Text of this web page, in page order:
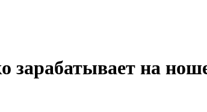
зарабатывает на